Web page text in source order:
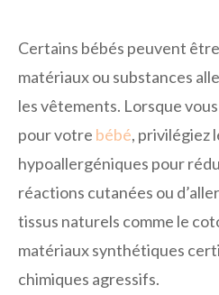
Certains bébés peuvent
matériaux ou substances
les vêtements. Lorsque
pour votre bébé, privilégiez
hypoallergéniques pour
réactions cutanées ou
tissus naturels comme le
matériaux synthétiques
chimiques agressifs.